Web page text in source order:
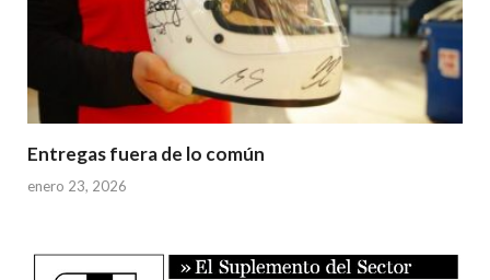
Entregas fuera de lo común
enero 23, 2026